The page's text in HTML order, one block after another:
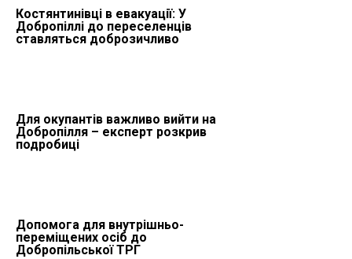
Костянтинівці в евакуації: У
Добропіллі до переселенців
ставляться доброзичливо
Для окупантів важливо вийти на
Добропілля – експерт розкрив
подробиці
Допомога для внутрішньо-
переміщених осіб до
Добропільської ТРГ